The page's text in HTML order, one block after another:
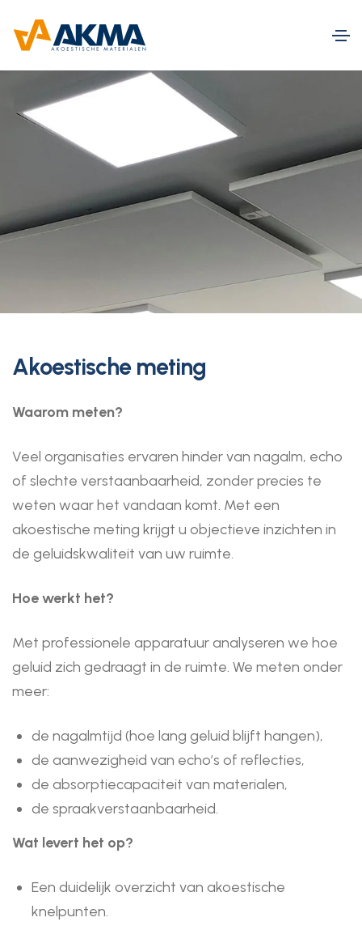
Akoestische meting
Waarom meten?
Veel organisaties ervaren hinder van nagalm, echo
of slechte verstaanbaarheid, zonder precies te
weten waar het vandaan komt. Met een
akoestische meting krijgt u objectieve inzichten in
de geluidskwaliteit van uw ruimte.
Hoe werkt het?
Met professionele apparatuur analyseren we hoe
geluid zich gedraagt in de ruimte. We meten onder
meer:
de nagalmtijd (hoe lang geluid blijft hangen),
de aanwezigheid van echo’s of reflecties,
de absorptiecapaciteit van materialen,
de spraakverstaanbaarheid.
Wat levert het op?
Een duidelijk overzicht van akoestische
knelpunten.